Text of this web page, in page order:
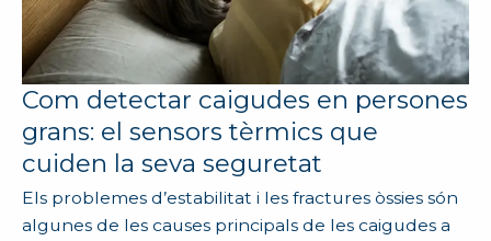
Com detectar caigudes en persones
grans: el sensors tèrmics que
cuiden la seva seguretat
Els problemes d’estabilitat i les fractures òssies són
algunes de les causes principals de les caigudes a